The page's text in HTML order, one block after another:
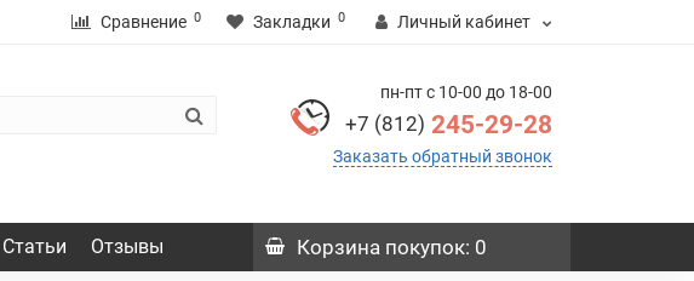
Сравнение 0 Закладки 0 Личный кабинет
пн-пт с 10-00 до 18-00
+7 (812) 245-29-28
Заказать обратный звонок
Статьи Отзывы Корзина покупок: 0